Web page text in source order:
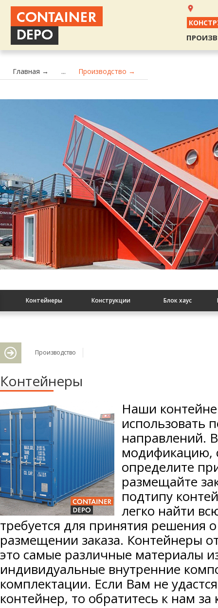
Главная → ... Производство →
Контейнеры Конструкции Блок хаус
Пробка
Обшивка
контейнеров
Плиты ОСБ Дерево
Контакты
Производство
Контейнеры
Наши
использовать
направлений.
модификацию,
определите
размещайте
подтипу
легко найти
требуется для принятия решения
размещении заказа.
это самые различные материалы
индивидуальные внутренние
комплектации. Если Вам не
контейнер, то обратитесь к нам за